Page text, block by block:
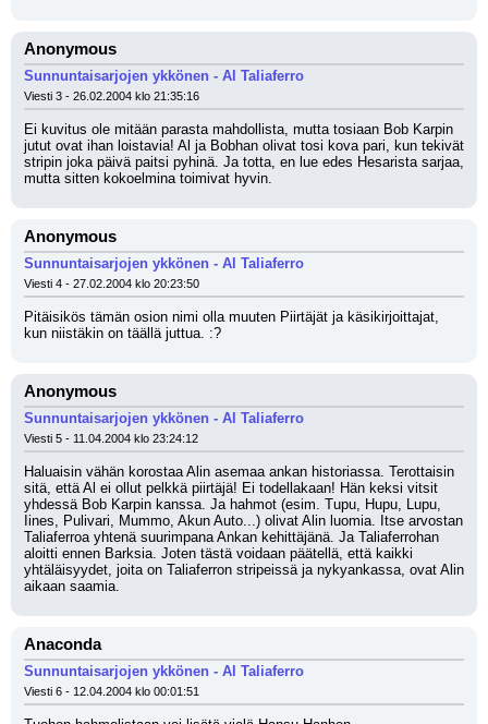
Anonymous
Sunnuntaisarjojen ykkönen - Al Taliaferro
Viesti 3 - 26.02.2004 klo 21:35:16
Ei kuvitus ole mitään parasta mahdollista, mutta tosiaan Bob Karpin
jutut ovat ihan loistavia! Al ja Bobhan olivat tosi kova pari, kun tekivät
stripin joka päivä paitsi pyhinä. Ja totta, en lue edes Hesarista sarjaa,
mutta sitten kokoelmina toimivat hyvin.
Anonymous
Sunnuntaisarjojen ykkönen - Al Taliaferro
Viesti 4 - 27.02.2004 klo 20:23:50
Pitäisikös tämän osion nimi olla muuten Piirtäjät ja käsikirjoittajat,
kun niistäkin on täällä juttua. :?
Anonymous
Sunnuntaisarjojen ykkönen - Al Taliaferro
Viesti 5 - 11.04.2004 klo 23:24:12
Haluaisin vähän korostaa Alin asemaa ankan historiassa. Terottaisin
sitä, että Al ei ollut pelkkä piirtäjä! Ei todellakaan! Hän keksi vitsit
yhdessä Bob Karpin kanssa. Ja hahmot (esim. Tupu, Hupu, Lupu,
Iines, Pulivari, Mummo, Akun Auto...) olivat Alin luomia. Itse arvostan
Taliaferroa yhtenä suurimpana Ankan kehittäjänä. Ja Taliaferrohan
aloitti ennen Barksia. Joten tästä voidaan päätellä, että kaikki
yhtäläisyydet, joita on Taliaferron stripeissä ja nykyankassa, ovat Alin
aikaan saamia.
Anaconda
Sunnuntaisarjojen ykkönen - Al Taliaferro
Viesti 6 - 12.04.2004 klo 00:01:51